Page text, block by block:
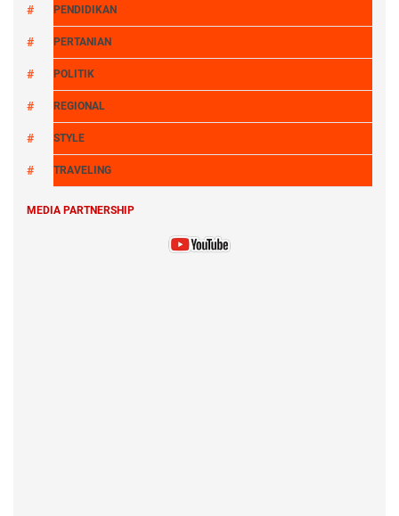
PENDIDIKAN
PERTANIAN
POLITIK
REGIONAL
STYLE
TRAVELING
MEDIA PARTNERSHIP